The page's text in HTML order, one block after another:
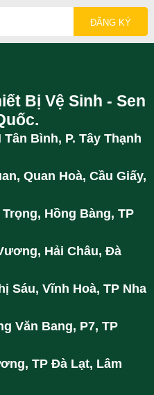
Bị Vệ Sinh - Sen
Bình, P. Tây Thạnh
Quan Hoà, Cầu Giấy,
Hồng Bàng, TP
Hải Châu, Đà
Sáu, Vĩnh Hoà, TP Nha
Văn Bang, P7, TP
TP Đà Lạt, Lâm